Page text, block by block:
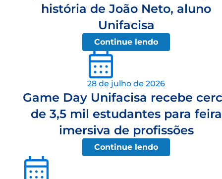
história de João Neto, aluno
Unifacisa
Continue lendo
28 de julho de 2026
Game Day Unifacisa recebe
de 3,5 mil estudantes para feira
imersiva de profissões
Continue lendo